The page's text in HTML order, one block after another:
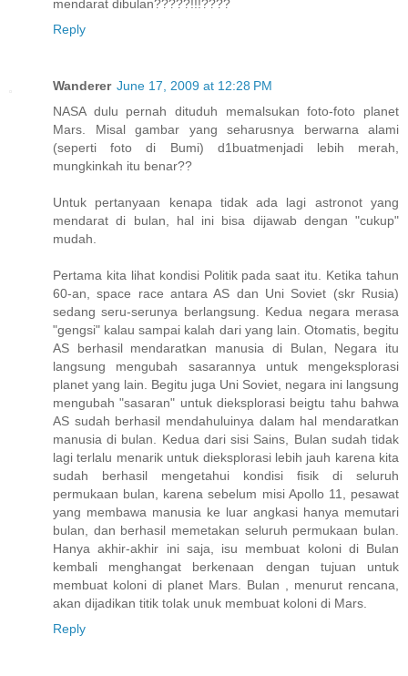
mendarat dibulan?????!!!????
Reply
Wanderer June 17, 2009 at 12:28 PM
NASA dulu pernah dituduh memalsukan foto-foto planet
Mars. Misal gambar yang seharusnya berwarna alami
(seperti foto di Bumi) d1buatmenjadi lebih merah,
mungkinkah itu benar??
Untuk pertanyaan kenapa tidak ada lagi astronot yang
mendarat di bulan, hal ini bisa dijawab dengan "cukup"
mudah.
Pertama kita lihat kondisi Politik pada saat itu. Ketika tahun
60-an, space race antara AS dan Uni Soviet (skr Rusia)
sedang seru-serunya berlangsung. Kedua negara merasa
"gengsi" kalau sampai kalah dari yang lain. Otomatis, begitu
AS berhasil mendaratkan manusia di Bulan, Negara itu
langsung mengubah sasarannya untuk mengeksplorasi
planet yang lain. Begitu juga Uni Soviet, negara ini langsung
mengubah "sasaran" untuk dieksplorasi beigtu tahu bahwa
AS sudah berhasil mendahuluinya dalam hal mendaratkan
manusia di bulan. Kedua dari sisi Sains, Bulan sudah tidak
lagi terlalu menarik untuk dieksplorasi lebih jauh karena kita
sudah berhasil mengetahui kondisi fisik di seluruh
permukaan bulan, karena sebelum misi Apollo 11, pesawat
yang membawa manusia ke luar angkasi hanya memutari
bulan, dan berhasil memetakan seluruh permukaan bulan.
Hanya akhir-akhir ini saja, isu membuat koloni di Bulan
kembali menghangat berkenaan dengan tujuan untuk
membuat koloni di planet Mars. Bulan , menurut rencana,
akan dijadikan titik tolak unuk membuat koloni di Mars.
Reply